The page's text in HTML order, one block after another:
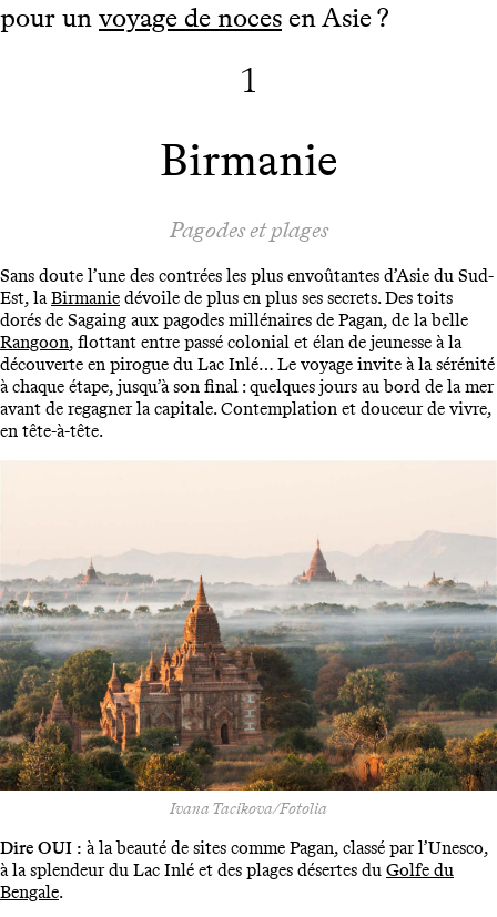
pour un voyage de noces en Asie ?
1
Birmanie
Pagodes et plages
Sans doute l’une des contrées les plus envoûtantes d’Asie du Sud-
Est, la Birmanie dévoile de plus en plus ses secrets. Des toits
dorés de Sagaing aux pagodes millénaires de Pagan, de la belle
Rangoon, flottant entre passé colonial et élan de jeunesse à la
découverte en pirogue du Lac Inlé… Le voyage invite à la sérénité
à chaque étape, jusqu’à son final : quelques jours au bord de la mer
avant de regagner la capitale. Contemplation et douceur de vivre,
en tête-à-tête.
Ivana Tacikova/Fotolia
Dire OUI : à la beauté de sites comme Pagan, classé par l’Unesco,
à la splendeur du Lac Inlé et des plages désertes du Golfe du
Bengale.